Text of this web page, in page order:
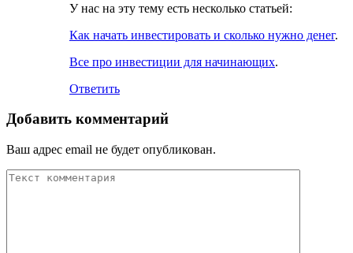
У нас на эту тему есть несколько статьей:
Как начать инвестировать и сколько нужно денег.
Все про инвестиции для начинающих.
Ответить
Добавить комментарий
Ваш адрес email не будет опубликован.